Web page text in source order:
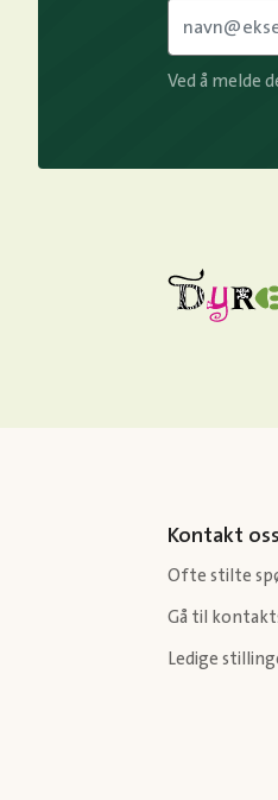
Ved å melde
Kontakt oss
Ofte stilte
Gå til
Ledige